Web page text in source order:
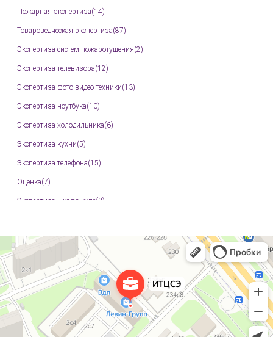
Пожарная экспертиза(14)
Товароведческая экспертиза(87)
Экспертиза систем пожаротушения(2)
Экспертиза телевизора(12)
Экспертиза фото-видео техники(13)
Экспертиза ноутбука(10)
Экспертиза холодильника(6)
Экспертиза кухни(5)
Экспертиза телефона(15)
Оценка(7)
Экспертиза шкафа купе(3)
Техническая экспертиза промышленного оборудования(82)
Независимая экспертиза 3D принтеров(6)
Независимая экспертиза ЧПУ станков(23)
Экспертиза PDF файла(4)
Арбитражная экспертиза(93)
Судебная экспертиза документов(6)